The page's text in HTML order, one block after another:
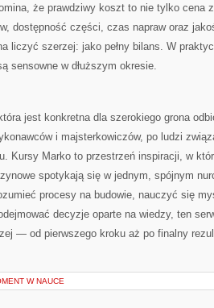
że prawdziwy koszt to nie tylko cena
dostępność części, czas napraw oraz
liczyć szerzej: jako pełny bilans. W
sensowne w dłuższym okresie.
jest konkretna dla szerokiego grona
i majsterkowiczów, po ludzi
Kursy Marko to przestrzeń inspiracji, w
spotykają się w jednym, spójnym
procesy na budowie, nauczyć się
decyzje oparte na wiedzy, ten
— od pierwszego kroku aż po finalny
W NAUCE